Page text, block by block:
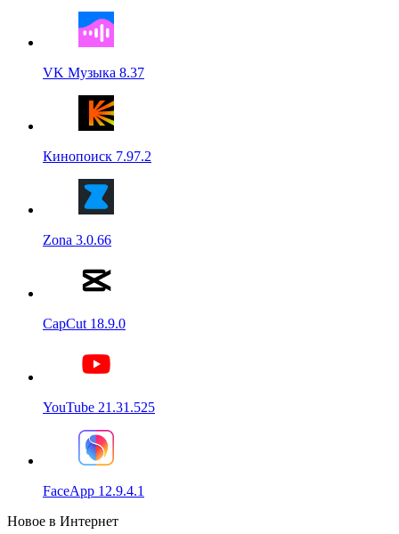
VK Музыка 8.37
Кинопоиск 7.97.2
Zona 3.0.66
CapCut 18.9.0
YouTube 21.31.525
FaceApp 12.9.4.1
Новое в Интернет